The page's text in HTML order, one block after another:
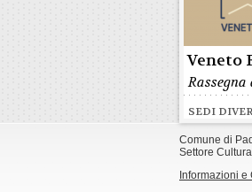
Veneto
SEDI
Comune di
Settore
Informazioni e